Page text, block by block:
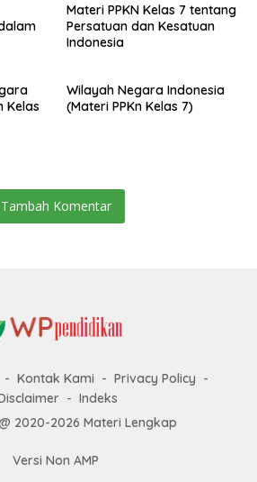
Materi PPKN Kelas 7 tentang
Persatuan dan Kesatuan
Indonesia
Kelas
Wilayah Negara Indonesia
(Materi PPKn Kelas 7)
Tambah Komentar
Kontak Kami
Privacy Policy
Indeks
2020-2026 Materi Lengkap
Versi Non AMP